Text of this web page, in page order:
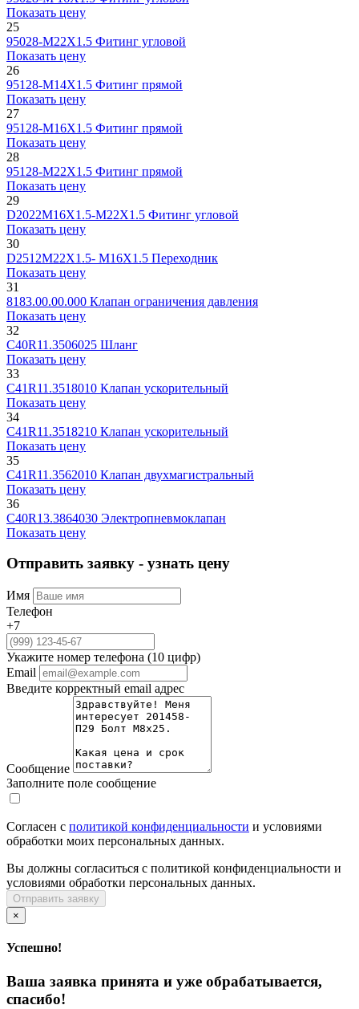
Показать цену
25
95028-М22Х1.5 Фитинг угловой
Показать цену
26
95128-М14Х1.5 Фитинг прямой
Показать цену
27
95128-М16Х1.5 Фитинг прямой
Показать цену
28
95128-М22Х1.5 Фитинг прямой
Показать цену
29
D2022M16X1.5-М22Х1.5 Фитинг угловой
Показать цену
30
D2512M22X1.5- М16Х1.5 Переходник
Показать цену
31
8183.00.00.000 Клапан ограничения давления
Показать цену
32
C40R11.3506025 Шланг
Показать цену
33
C41R11.3518010 Клапан ускорительный
Показать цену
34
C41R11.3518210 Клапан ускорительный
Показать цену
35
C41R11.3562010 Клапан двухмагистральный
Показать цену
36
C40R13.3864030 Электропневмоклапан
Показать цену
Отправить заявку - узнать цену
Имя
Телефон
+7
Укажите номер телефона (10 цифр)
Email
Введите корректный email адрес
Сообщение
Заполните поле сообщение
Согласен с политикой конфиденциальности и условиями
обработки моих персональных данных.
Вы должны согласиться с политикой конфиденциальности и
условиями обработки персональных данных.
Отправить заявку
×
Успешно!
Ваша заявка принята и уже обрабатывается,
спасибо!